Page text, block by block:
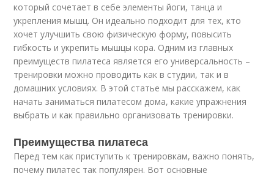
который сочетает в себе элементы йоги, танца и
укрепления мышц. Он идеально подходит для тех, кто
хочет улучшить свою физическую форму, повысить
гибкость и укрепить мышцы кора. Одним из главных
преимуществ пилатеса является его универсальность –
тренировки можно проводить как в студии, так и в
домашних условиях. В этой статье мы расскажем, как
начать заниматься пилатесом дома, какие упражнения
выбрать и как правильно организовать тренировки.
Преимущества пилатеса
Перед тем как приступить к тренировкам, важно понять,
почему пилатес так популярен. Вот основные